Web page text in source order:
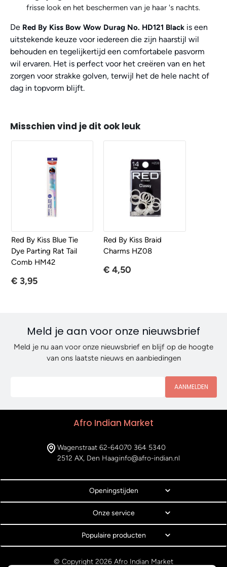
frisse look en het beschermen van je haar 's nachts.
De Red By Kiss Bow Wow Durag No. HD121 Black is een
uitstekende keuze voor iedereen die zijn haarstijl wil
behouden en tegelijkertijd een comfortabele pasvorm
wil ervaren. Het is perfect voor het creëren van en het
zorgen voor strakke golven, terwijl het de hele nacht of
dag in topvorm blijft.
Misschien vind je dit ook leuk
Red By Kiss Blue Tie
Dye Parting Rat Tail
Comb HM42
€ 3,95
Red By Kiss Braid
Charms HZ08
€ 4,50
Meld je aan voor onze nieuwsbrief
Meld je nu aan voor onze nieuwsbrief en blijf op de hoogte
van ons laatste nieuws en aanbiedingen
AANMELDEN
Afro Indian Market
Wagenstraat 62-64
2512 AX, Den Haag
070 364 5340
info@afro-indian.nl
Openingstijden
Onze service
Populaire producten
© Copyright 2026 Afro Indian Market